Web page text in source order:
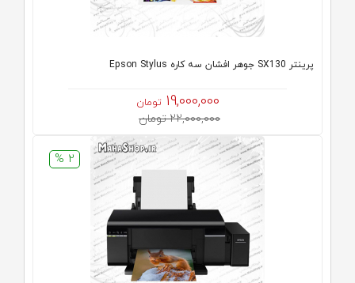
پرینتر SX130 جوهر افشان سه کاره Epson Stylus
19,000,000 تومان
22,000,000 تومان
2 %